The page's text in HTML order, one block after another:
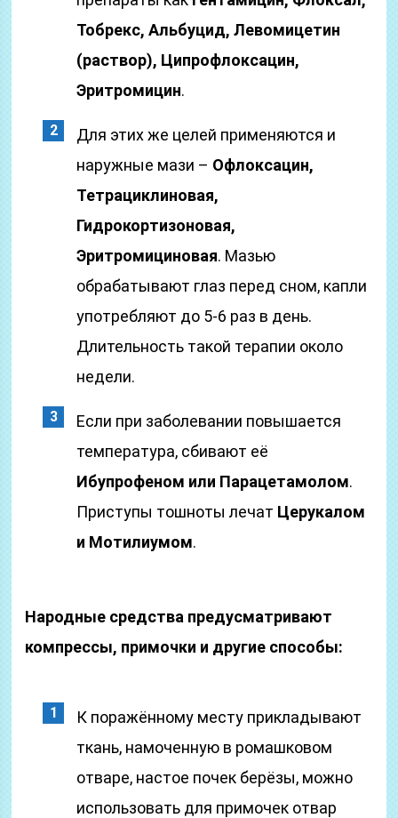
Тобрекс, Альбуцид, Левомицетин
(раствор), Ципрофлоксацин,
Эритромицин.
Для этих же целей применяются и
наружные мази – Офлоксацин,
Тетрациклиновая,
Гидрокортизоновая,
Эритромициновая. Мазью
обрабатывают глаз перед сном, капли
употребляют до 5-6 раз в день.
Длительность такой терапии около
недели.
Если при заболевании повышается
температура, сбивают её
Ибупрофеном или Парацетамолом.
Приступы тошноты лечат Церукалом
и Мотилиумом.
Народные средства предусматривают
компрессы, примочки и другие способы:
К поражённому месту прикладывают
ткань, намоченную в ромашковом
отваре, настое почек берёзы, можно
использовать для примочек отвар